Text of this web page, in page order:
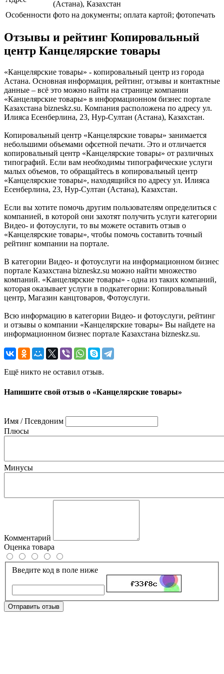
(Астана), Казахстан
Особенности фото на документы; оплата картой; фотопечать
Отзывы и рейтинг Копировальный
центр Канцелярские товары
«Канцелярские товары» - копировальный центр из города
Астана. Основная информация, рейтинг, отзывы и контактные
данные – всё это можно найти на странице компании
«Канцелярские товары» в информационном бизнес портале
Казахстана bizneskz.su. Компания расположена по адресу ул.
Илияса Есенберлина, 23, Нур-Султан (Астана), Казахстан.
Копировальный центр «Канцелярские товары» занимается
небольшими объемами офсетной печати. Это и отличается
копировальный центр «Канцелярские товары» от различных
типографий. Если вам необходимы типографические услуги
малых объемов, то обращайтесь в копировальный центр
«Канцелярские товары», находящийся по адресу ул. Илияса
Есенберлина, 23, Нур-Султан (Астана), Казахстан.
Если вы хотите помочь другим пользователям определиться с
компанией, в которой они захотят получить услуги категории
Видео- и фотоуслуги, то вы можете оставить отзыв о
«Канцелярские товары», чтобы помочь составить точный
рейтинг компании на портале.
В категории Видео- и фотоуслуги на информационном бизнес
портале Казахстана bizneskz.su можно найти множество
компаний. «Канцелярские товары» - одна из таких компаний,
которая оказывает услуги в подкатегории: Копировальный
центр, Магазин канцтоваров, Фотоуслуги.
Всю информацию в категории Видео- и фотоуслуги, рейтинг
и отзывы о компании «Канцелярские товары» Вы найдете на
информационном бизнес портале Казахстана bizneskz.su.
Ещё никто не оставил отзыв.
Напишите свой отзыв о «Канцелярские товары»
Имя / Псевдоним
Плюсы
Минусы
Комментарий
Оценка товара
Введите код в поле ниже
Отправить отзыв